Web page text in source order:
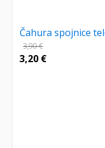
Čahura spojnice
3,90€
3,20 €